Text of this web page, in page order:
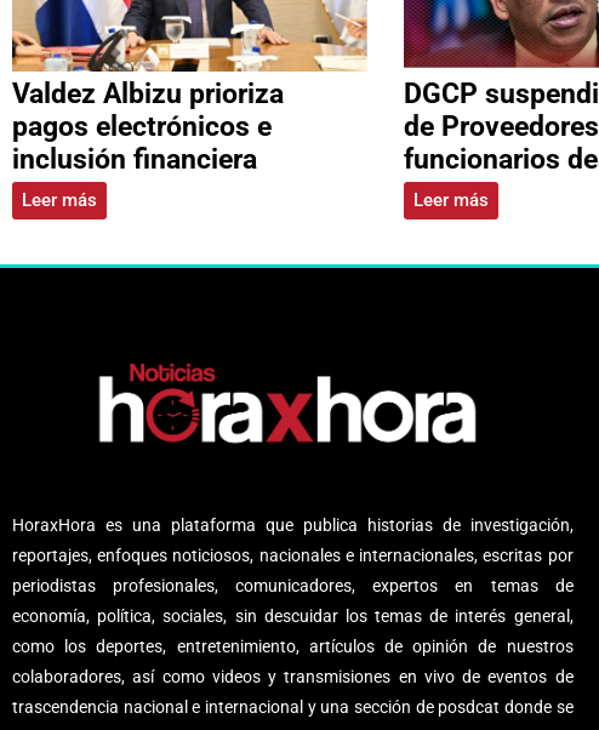
Valdez Albizu prioriza
pagos electrónicos e
inclusión financiera
Leer más
DGCP
de
funcionarios
Leer más
HoraxHora es una plataforma que publica historias de investigación,
reportajes, enfoques noticiosos, nacionales e internacionales, escritas por
periodistas profesionales, comunicadores, expertos en temas de
economía, política, sociales, sin descuidar los temas de interés general,
como los deportes, entretenimiento, artículos de opinión de nuestros
colaboradores, así como videos y transmisiones en vivo de eventos de
trascendencia nacional e internacional y una sección de posdcat donde se